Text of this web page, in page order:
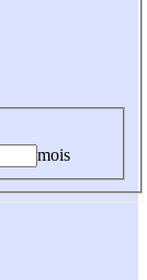
mois